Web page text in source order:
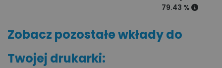
79.43 %
Zobacz pozostałe wkłady do
Twojej drukarki: